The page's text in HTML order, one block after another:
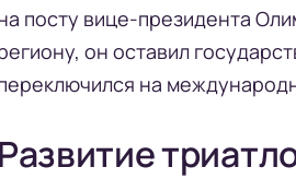
посту вице-президента
он оставил
на
Развитие